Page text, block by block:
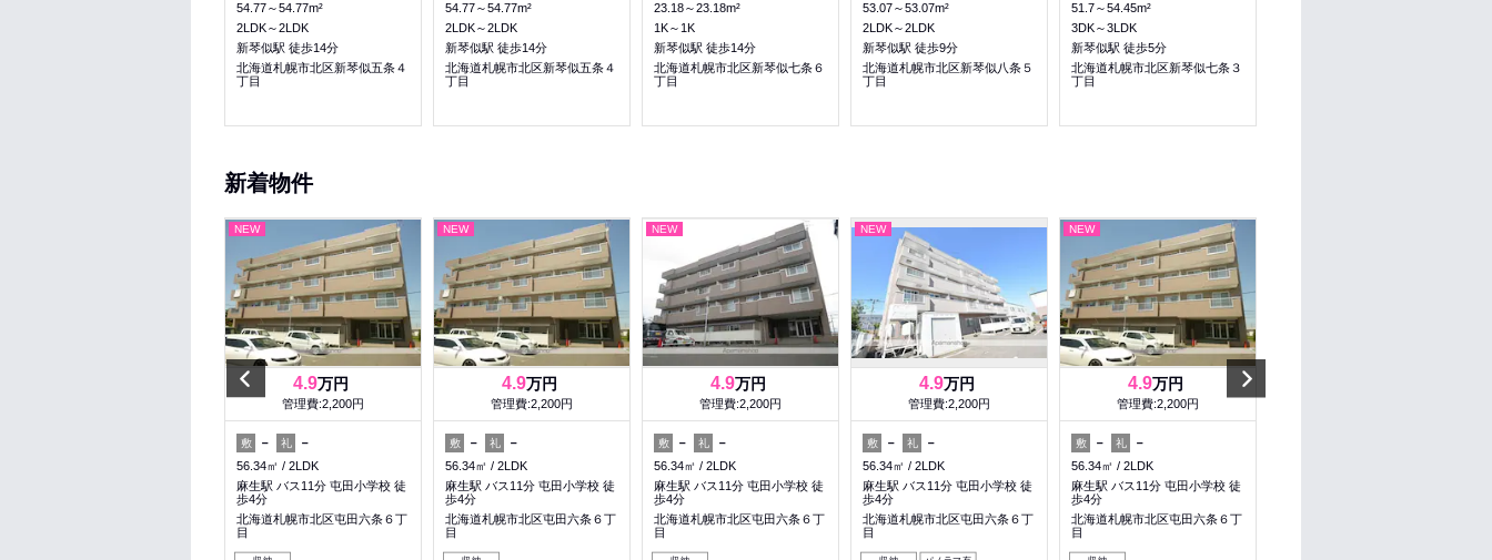
54.77～54.77m²
2LDK～2LDK
新琴似駅 徒歩14分
北海道札幌市北区新琴似五条４
丁目
54.77～54.77m²
2LDK～2LDK
新琴似駅 徒歩14分
北海道札幌市北区新琴似五条４
丁目
23.18～23.18m²
1K～1K
新琴似駅 徒歩14分
北海道札幌市北区新琴似七条６
丁目
53.07～53.07m²
2LDK～2LDK
新琴似駅 徒歩9分
北海道札幌市北区新琴似八条５
丁目
51.7～54.45m²
3DK～3LDK
新琴似駅 徒歩5分
北海道札幌市北区新琴似七条３
丁目
新着物件
Previous
NEW
4.9万円
管理費:2,200円
敷 － 礼
－
56.34㎡
2LDK
麻生駅 バス11分 屯田小学校 徒
歩4分
北海道札幌市北区屯田六条６丁
目
NEW
4.9万円
管理費:2,200円
敷 － 礼
－
56.34㎡
2LDK
麻生駅 バス11分 屯田小学校 徒
歩4分
北海道札幌市北区屯田六条６丁
目
NEW
4.9万円
管理費:2,200円
敷 － 礼
－
56.34㎡
2LDK
麻生駅 バス11分 屯田小学校 徒
歩4分
北海道札幌市北区屯田六条６丁
目
NEW
4.9万円
管理費:2,200円
敷 － 礼
－
56.34㎡
2LDK
麻生駅 バス11分 屯田小学校 徒
歩4分
北海道札幌市北区屯田六条６丁
目
NEW
4.9万円
管理費:2,200円
敷 － 礼
－
56.34㎡
2LDK
麻生駅 バス11分 屯田小学校 徒
歩4分
北海道札幌市北区屯田六条６丁
目